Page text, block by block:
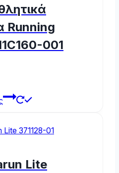
be
chosen
on
the
product
Running
001
This
multiple
options
Lite